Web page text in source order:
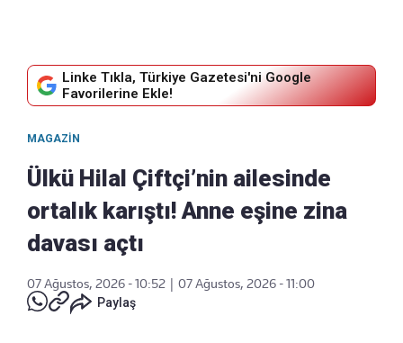
Linke Tıkla, Türkiye Gazetesi'ni Google
Favorilerine Ekle!
MAGAZIN
Ülkü Hilal Çiftçi’nin ailesinde
ortalık karıştı! Anne eşine zina
davası açtı
07 Ağustos, 2026 - 10:52
07 Ağustos, 2026 - 11:00
Paylaş